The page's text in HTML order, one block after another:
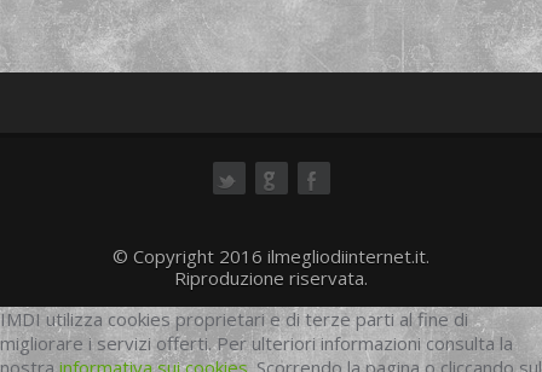
© Copyright 2016 ilmegliodiinternet.it.
Riproduzione riservata.
IMDI utilizza cookies proprietari e di terze parti al fine di
migliorare i servizi offerti. Per ulteriori informazioni consulta la
nostra informativa sui cookies. Scorrendo la pagina o cliccando sul